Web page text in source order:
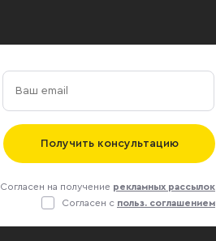
Получить консультацию
Согласен на получение рекламных рассылок
Согласен с польз. соглашением